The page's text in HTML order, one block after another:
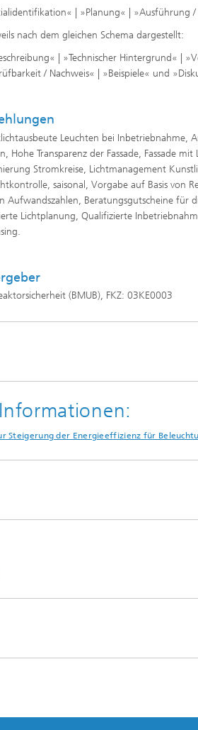
im Innenraum
| »Planung« | »Ausführung
nach dem gleichen Schema dargestellt:
| »Technischer Hintergrund« |
/ Nachweis« | »Beispiele« und
Leuchten bei Inbetriebnahme,
Hohe Transparenz der Fassade, Fassade
Stromkreise, Lichtmanagement
saisonal, Vorgabe auf Basis von
Aufwandszahlen, Beratungsgutscheine für
Lichtplanung, Qualifizierte
(BMUB), FKZ: 03KE0003
Steigerung der Energieeffizienz für